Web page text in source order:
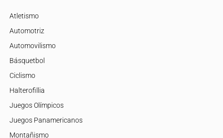
Atletismo
Automotriz
Automovilismo
Básquetbol
Ciclismo
Halterofillia
Juegos Olímpicos
Juegos Panamericanos
Montañismo